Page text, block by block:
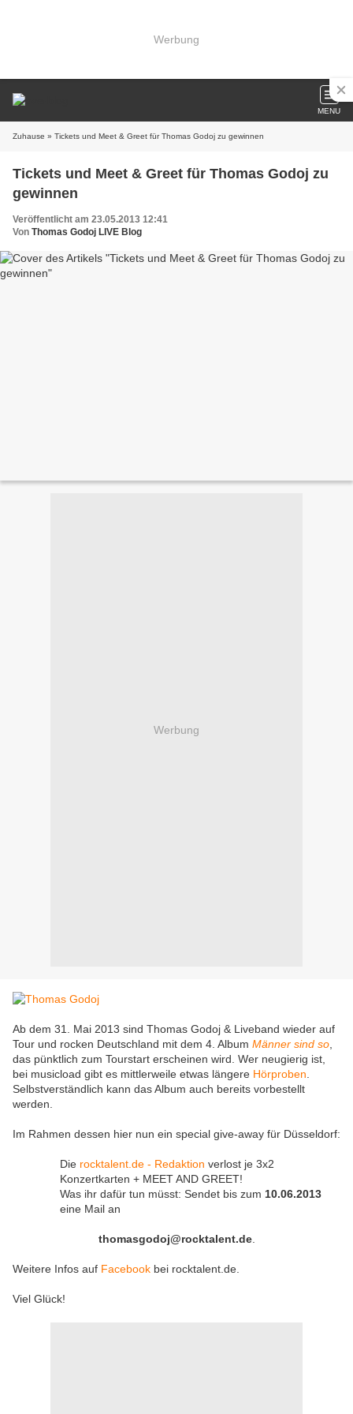
Werbung
MENU
Zuhause » Tickets und Meet & Greet für Thomas Godoj zu gewinnen
Tickets und Meet & Greet für Thomas Godoj zu
gewinnen
Veröffentlicht am 23.05.2013 12:41
Von Thomas Godoj LIVE Blog
Werbung
Ab dem 31. Mai 2013 sind Thomas Godoj & Liveband wieder auf
Tour und rocken Deutschland mit dem 4. Album Männer sind so
das pünktlich zum Tourstart erscheinen wird. Wer neugierig ist,
bei musicload gibt es mittlerweile etwas längere Hörproben
Selbstverständlich kann das Album auch bereits vorbestellt
werden.
Im Rahmen dessen hier nun ein special give-away für Düsseldorf:
Die rocktalent.de - Redaktion verlost je 3x2
Konzertkarten + MEET AND GREET!
Was ihr dafür tun müsst: Sendet bis zum 10.06.2013
eine Mail an
thomasgodoj@rocktalent.de.
Weitere Infos auf Facebook bei rocktalent.de.
Viel Glück!